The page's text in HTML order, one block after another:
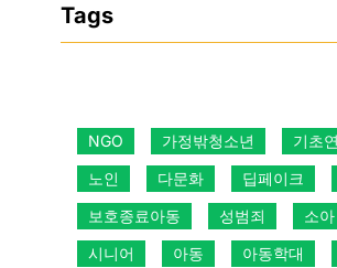
Tags
NGO 가정밖청소년
기초
노인
다문화 딥페이크
보호종료아동
성범죄
소아
시니어
아동 아동학대